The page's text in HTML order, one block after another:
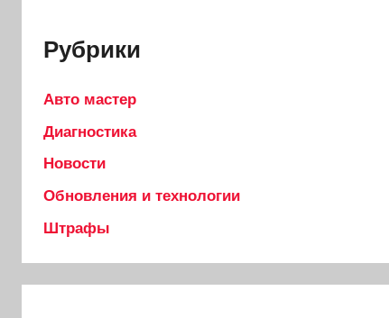
Рубрики
Авто мастер
Диагностика
Новости
Обновления и технологии
Штрафы